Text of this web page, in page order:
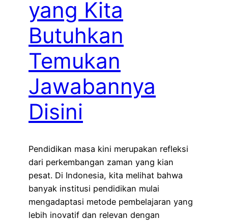
yang Kita
Butuhkan
Temukan
Jawabannya
Disini
Pendidikan masa kini merupakan refleksi
dari perkembangan zaman yang kian
pesat. Di Indonesia, kita melihat bahwa
banyak institusi pendidikan mulai
mengadaptasi metode pembelajaran yang
lebih inovatif dan relevan dengan